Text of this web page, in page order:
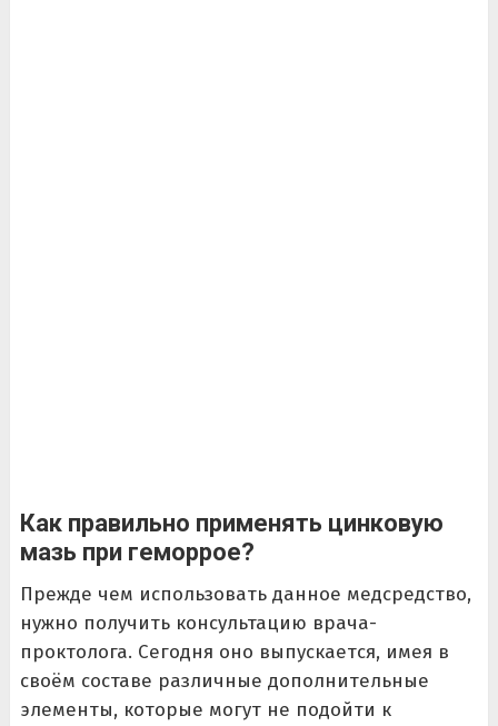
Как правильно применять цинковую
мазь при геморрое?
Прежде чем использовать данное медсредство,
нужно получить консультацию врача-
проктолога. Сегодня оно выпускается, имея в
своём составе различные дополнительные
элементы, которые могут не подойти к